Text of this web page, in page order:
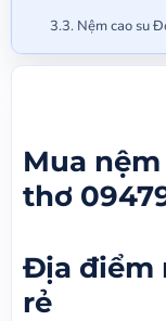
Nệm cao su
Mua
thơ
Địa điểm
rẻ